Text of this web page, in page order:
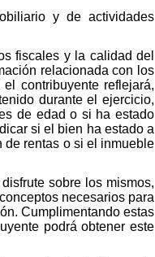
y de actividades
fiscales y la calidad del
relacionada con los
contribuyente reflejará,
durante el ejercicio,
de edad o si ha estado
si el bien ha estado a
de rentas o si el inmueble
sobre los mismos,
necesarios para
Cumplimentando estas
podrá obtener este